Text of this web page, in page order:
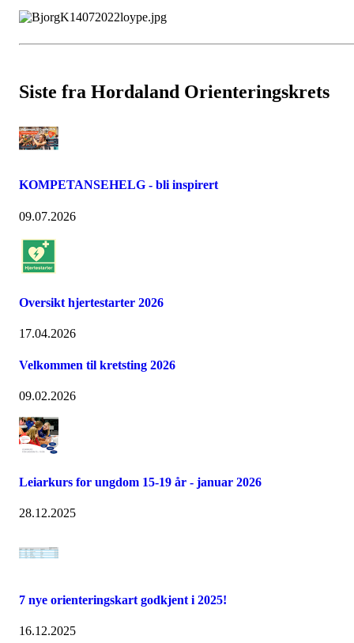
Siste fra Hordaland Orienteringskrets
KOMPETANSEHELG - bli inspirert
09.07.2026
Oversikt hjertestarter 2026
17.04.2026
Velkommen til kretsting 2026
09.02.2026
Leiarkurs for ungdom 15-19 år - januar 2026
28.12.2025
7 nye orienteringskart godkjent i 2025!
16.12.2025